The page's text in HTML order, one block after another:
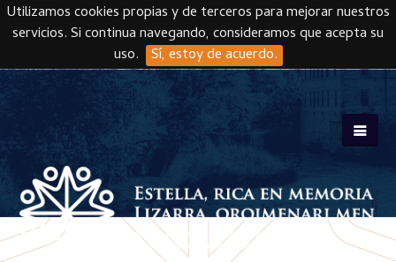
Utilizamos cookies propias y de terceros para mejorar nuestros
servicios. Si continua navegando, consideramos que acepta su
uso. Sí, estoy de acuerdo.
Skip to main content